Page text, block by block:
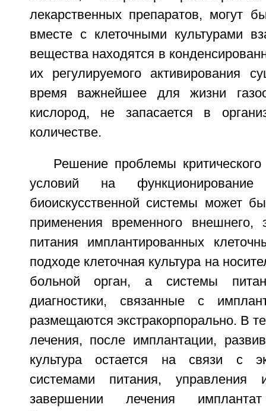
лекарственных препаратов, могут
вместе с клеточными культурами
вещества находятся в
их регулируемого активирования
время важнейшее для жизни
кислород, не запасается в
количестве.
Решение проблемы
условий на функционирование
биоискусственной системы может
применения временного внешнего,
питания имплантированных
подходе клеточная культура на
больной орган, а системы
диагностики, связанные с
размещаются экстракорпорально. В
лечения, после имплантации,
культура остается на связи с
системами питания, управления
завершении лечения